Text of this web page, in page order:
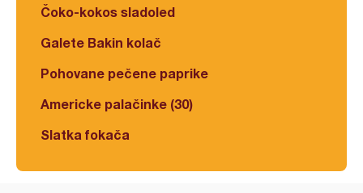
Čoko-kokos sladoled
Galete Bakin kolač
Pohovane pečene paprike
Americke palačinke (30)
Slatka fokača